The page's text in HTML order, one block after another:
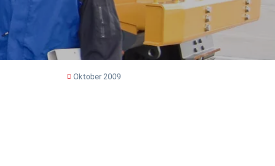
Oktober 2009